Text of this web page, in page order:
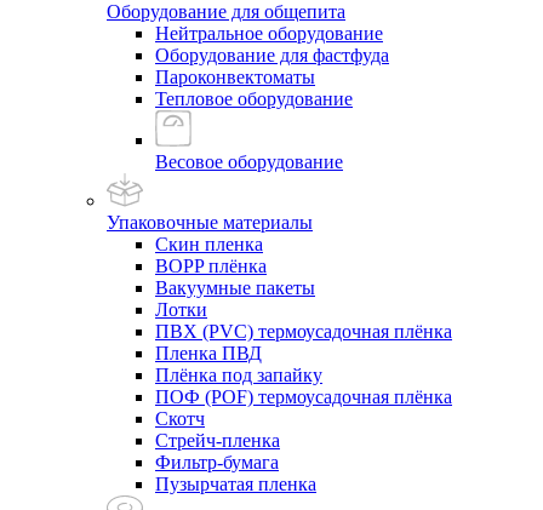
Оборудование для общепита
Нейтральное оборудование
Оборудование для фастфуда
Пароконвектоматы
Тепловое оборудование
Весовое оборудование
Упаковочные материалы
Скин пленка
BOPP плёнка
Вакуумные пакеты
Лотки
ПВХ (PVC) термоусадочная плёнка
Пленка ПВД
Плёнка под запайку
ПОФ (POF) термоусадочная плёнка
Скотч
Стрейч-пленка
Фильтр-бумага
Пузырчатая пленка